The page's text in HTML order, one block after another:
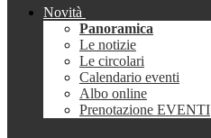
Novità
Panoramica
Le notizie
Le circolari
Calendario eventi
Albo online
Prenotazione EVENTI